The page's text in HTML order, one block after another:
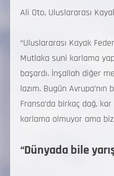
Ali Oto, Uluslararası
“Uluslararası Kayak
Mutlaka suni karlama
başardı. İnşallah diğer
lazım. Bugün
Fransa’da birkaç dağ,
karlama olmuyor ama biz
“Dünyada bile